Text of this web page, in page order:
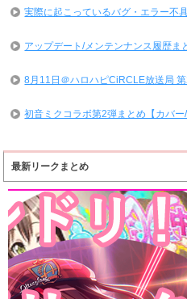
実際に起こっているバグ・エラー不
アップデート/メンテンナンス履歴ま
8月11日＠ハロハピCiRCLE放送局
初音ミクコラボ第2弾まとめ【カバー/
最新リークまとめ